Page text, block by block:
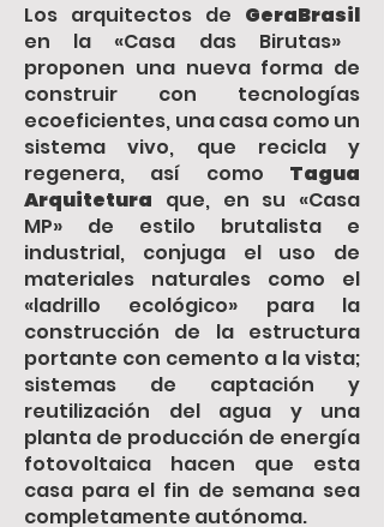
Los arquitectos de GeraBrasil
en la «Casa das Birutas»
proponen una nueva forma de
construir con tecnologías
ecoeficientes, una casa como un
sistema vivo, que recicla y
regenera, así como Tagua
Arquitetura que, en su «Casa
MP» de estilo brutalista e
industrial, conjuga el uso de
materiales naturales como el
«ladrillo ecológico» para la
construcción de la estructura
portante con cemento a la vista;
sistemas de captación y
reutilización del agua y una
planta de producción de energía
fotovoltaica hacen que esta
casa para el fin de semana sea
completamente autónoma.